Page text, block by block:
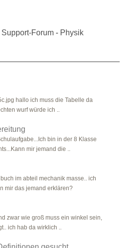
Support-Forum - Physik
hallo ich muss die Tabelle da
wurf würde ich ..
bin in der 8 Klasse
mir jemand die ..
im abteil mechanik masse.. ich
mir das jemand erklären?
zwar wie groß muss ein winkel sein,
ich hab da wirklich ..